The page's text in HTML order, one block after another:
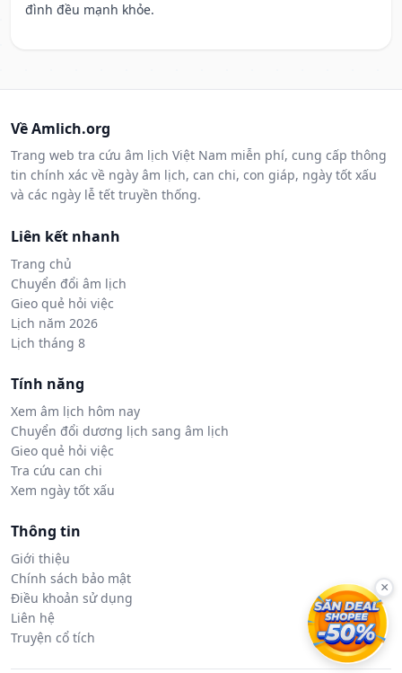
đình đều mạnh khỏe.
Về Amlich.org
Trang web tra cứu âm lịch Việt Nam miễn phí, cung cấp thông
tin chính xác về ngày âm lịch, can chi, con giáp, ngày tốt xấu
và các ngày lễ tết truyền thống.
Liên kết nhanh
Trang chủ
Chuyển đổi âm lịch
Gieo quẻ hỏi việc
Lịch năm 2026
Lịch tháng 8
Tính năng
Xem âm lịch hôm nay
Chuyển đổi dương lịch sang âm lịch
Gieo quẻ hỏi việc
Tra cứu can chi
Xem ngày tốt xấu
Thông tin
Giới thiệu
Chính sách bảo mật
Điều khoản sử dụng
Liên hệ
Truyện cổ tích
×